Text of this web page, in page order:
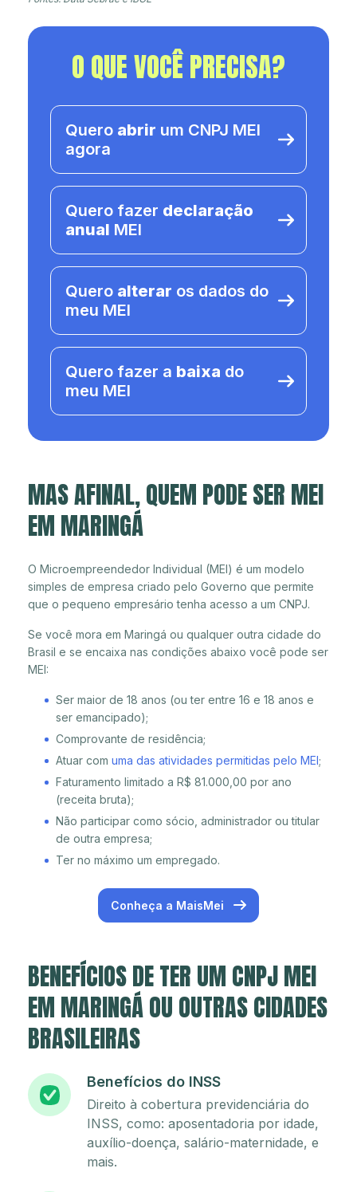
O QUE VOCÊ PRECISA?
Quero abrir um CNPJ MEI
agora
Quero fazer declaração
anual MEI
Quero alterar os dados do
meu MEI
Quero fazer a baixa do
meu MEI
MAS AFINAL, QUEM PODE SER MEI
EM MARINGÁ
O Microempreendedor Individual (MEI) é um modelo
simples de empresa criado pelo Governo que permite
que o pequeno empresário tenha acesso a um CNPJ.
Se você mora em Maringá ou qualquer outra cidade do
Brasil e se encaixa nas condições abaixo você pode ser
MEI:
Ser maior de 18 anos (ou ter entre 16 e 18 anos e
ser emancipado);
Comprovante de residência;
Atuar com uma das atividades permitidas pelo MEI;
Faturamento limitado a R$ 81.000,00 por ano
(receita bruta);
Não participar como sócio, administrador ou titular
de outra empresa;
Ter no máximo um empregado.
Conheça a MaisMei
BENEFÍCIOS DE TER UM CNPJ MEI
EM MARINGÁ OU OUTRAS CIDADES
BRASILEIRAS
Benefícios do INSS
Direito à cobertura previdenciária do
INSS, como: aposentadoria por idade,
auxílio-doença, salário-maternidade, e
mais.